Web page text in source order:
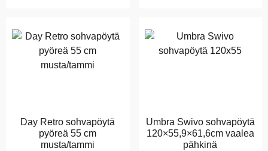
Day Retro sohvapöytä
pyöreä 55 cm
musta/tammi
Umbra Swivo sohvapöytä
120×55,9×61,6cm vaalea
pähkinä